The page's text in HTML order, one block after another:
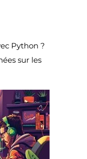
Python ?
sur les